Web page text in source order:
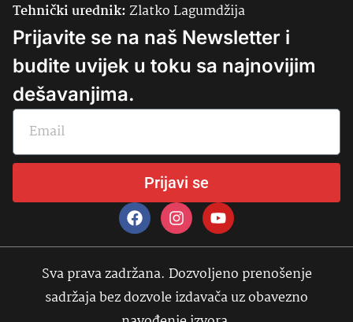
Tehnički urednik:Zlatko Lagumdžija
Prijavite se na naš Newsletter i
budite uvijek u toku sa najnovijim
dešavanjima.
Prijavi se
Sva prava zadržana. Dozvoljeno prenošenje
sadržaja bez dozvole izdavača uz obavezno